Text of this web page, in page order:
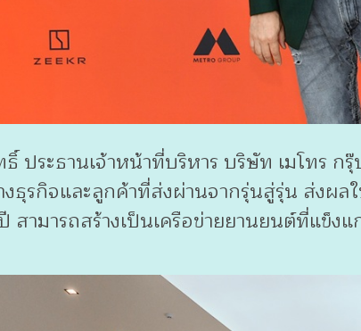
ประธานเจ้าหน้าที่บริหาร บริษัท เมโทร ก
ธุรกิจและลูกค้าที่ส่งผ่านจากรุ่นสู่รุ่น ส่งผล
สามารถสร้างเป็นเครือข่ายยานยนต์ที่แข็ง